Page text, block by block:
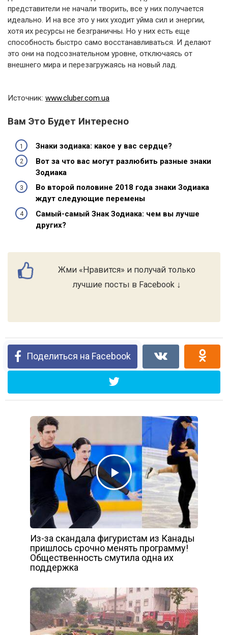
представители не начали творить, все у них получается
идеально. И на все это у них уходит уйма сил и энергии,
хотя их ресурсы не безграничны. Но у них есть еще
способность быстро само восстанавливаться. И делают
это они на подсознательном уровне, отключаясь от
внешнего мира и перезагружаясь на новый лад.
Источник: www.cluber.com.ua
Вам Это Будет Интересно
Знаки зодиака: какое у вас сердце?
Вот за что вас могут разлюбить разные знаки
Зодиака
Во второй половине 2018 года знаки Зодиака
ждут следующие перемены
Самый-самый Знак Зодиака: чем вы лучше
других?
Жми «Нравится» и получай только
лучшие посты в Facebook ↓
Поделиться на Facebook
Из-за скандала фигуристам из Канады
пришлось срочно менять программу!
Общественность смутила одна их
поддержка